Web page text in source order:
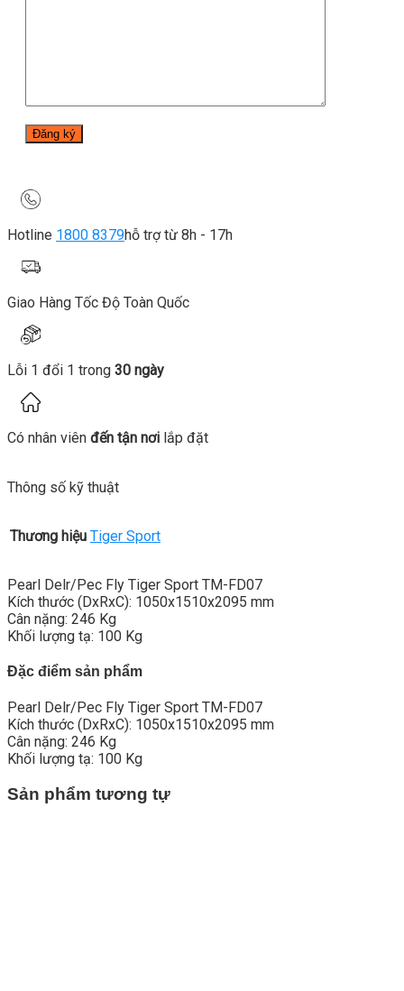
Hotline 1800 8379hỗ trợ từ 8h - 17h
Giao Hàng Tốc Độ Toàn Quốc
Lỗi 1 đổi 1 trong 30 ngày
Có nhân viên đến tận nơi lắp đặt
Thông số kỹ thuật
Thương hiệu Tiger Sport
Pearl Delr/Pec Fly Tiger Sport TM-FD07
Kích thước (DxRxC): 1050x1510x2095 mm
Cân nặng: 246 Kg
Khối lượng tạ: 100 Kg
Đặc điểm sản phẩm
Pearl Delr/Pec Fly Tiger Sport TM-FD07
Kích thước (DxRxC): 1050x1510x2095 mm
Cân nặng: 246 Kg
Khối lượng tạ: 100 Kg
Sản phẩm tương tự